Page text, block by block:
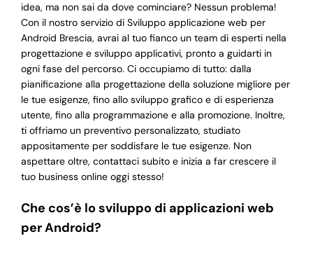
idea, ma non sai da dove cominciare? Nessun problema!
Con il nostro servizio di Sviluppo applicazione web per
Android Brescia, avrai al tuo fianco un team di esperti nella
progettazione e sviluppo applicativi, pronto a guidarti in
ogni fase del percorso. Ci occupiamo di tutto: dalla
pianificazione alla progettazione della soluzione migliore per
le tue esigenze, fino allo sviluppo grafico e di esperienza
utente, fino alla programmazione e alla promozione. Inoltre,
ti offriamo un preventivo personalizzato, studiato
appositamente per soddisfare le tue esigenze. Non
aspettare oltre, contattaci subito e inizia a far crescere il
tuo business online oggi stesso!
Che cos’è lo sviluppo di applicazioni web
per Android?